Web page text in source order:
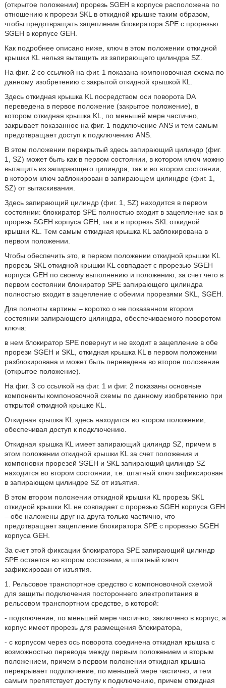
(открытое положении) прорезь SGEH в корпусе расположена по
отношению к прорези SKL в откидной крышке таким образом,
чтобы предотвращать зацепление блокиратора SPE с прорезью
SGEH в корпусе GEH.
Как подробнее описано ниже, ключ в этом положении откидной
крышки KL нельзя вытащить из запирающего цилиндра SZ.
На фиг. 2 со ссылкой на фиг. 1 показана компоновочная схема по
данному изобретению с закрытой откидной крышкой KL.
Здесь откидная крышка KL посредством оси поворота DA
переведена в первое положение (закрытое положение), в
котором откидная крышка KL, по меньшей мере частично,
закрывает показанное на фиг. 1 подключение ANS и тем самым
предотвращает доступ к подключению ANS.
В этом положении перекрытый здесь запирающий цилиндр (фиг.
1, SZ) может быть как в первом состоянии, в котором ключ можно
вытащить из запирающего цилиндра, так и во втором состоянии,
в котором ключ заблокирован в запирающем цилиндре (фиг. 1,
SZ) от вытаскивания.
Здесь запирающий цилиндр (фиг. 1, SZ) находится в первом
состоянии: блокиратор SPE полностью входит в зацепление как в
прорезь SGEH корпуса GEH, так и в прорезь SKL откидной
крышки KL. Тем самым откидная крышка KL заблокирована в
первом положении.
Чтобы обеспечить это, в первом положении откидной крышки KL
прорезь SKL откидной крышки KL совпадает с прорезью SGEH
корпуса GEH по своему выполнению и положению, за счет чего в
первом состоянии блокиратор SPE запирающего цилиндра
полностью входит в зацепление с обеими прорезями SKL, SGEH.
Для полноты картины – коротко о не показанном втором
состоянии запирающего цилиндра, обеспечиваемого поворотом
ключа:
в нем блокиратор SPE повернут и не входит в зацепление в обе
прорези SGEH и SKL, откидная крышка KL в первом положении
разблокирована и может быть переведена во второе положение
(открытое положение).
На фиг. 3 со ссылкой на фиг. 1 и фиг. 2 показаны основные
компоненты компоновочной схемы по данному изобретению при
открытой откидной крышке KL.
Откидная крышка KL здесь находится во втором положении,
обеспечивая доступ к подключению.
Откидная крышка KL имеет запирающий цилиндр SZ, причем в
этом положении откидной крышки KL за счет положения и
компоновки прорезей SGEH и SKL запирающий цилиндр SZ
находится во втором состоянии, т.е. штатный ключ зафиксирован
в запирающем цилиндре SZ от изъятия.
В этом втором положении откидной крышки KL прорезь SKL
откидной крышки KL не совпадает с прорезью SGEH корпуса GEH
– обе наложены друг на друга только частично, что
предотвращает зацепление блокиратора SPE с прорезью SGEH
корпуса GEH.
За счет этой фиксации блокиратора SPE запирающий цилиндр
SPE остается во втором состоянии, а штатный ключ
зафиксирован от изъятия.
1. Рельсовое транспортное средство с компоновочной схемой
для защиты подключения постороннего электропитания в
рельсовом транспортном средстве, в которой:
- подключение, по меньшей мере частично, заключено в корпус, а
корпус имеет прорезь для размещения блокиратора,
- с корпусом через ось поворота соединена откидная крышка с
возможностью перевода между первым положением и вторым
положением, причем в первом положении откидная крышка
перекрывает подключение, по меньшей мере частично, и тем
самым препятствует доступу к подключению, причем откидная